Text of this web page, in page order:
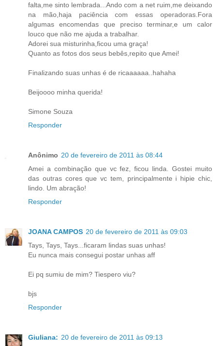
falta,me sinto lembrada...Ando com a net ruim,me deixando
na mão,haja paciência com essas operadoras.Fora
algumas encomendas que preciso terminar,e um calor
louco que não me ajuda a trabalhar.
Adorei sua misturinha,ficou uma graça!
Quanto as fotos dos seus bebês,repito que Amei!
Finalizando suas unhas é de ricaaaaaa..hahaha
Beijoooo minha querida!
Simone Souza
Responder
Anônimo 20 de fevereiro de 2011 às 08:44
Amei a combinação que vc fez, ficou linda. Gostei muito
das outras cores que vc tem, principalmente i hipie chic,
lindo. Um abração!
Responder
JOANA CAMPOS 20 de fevereiro de 2011 às 09:03
Tays, Tays, Tays...ficaram lindas suas unhas!
Eu nunca mais consegui postar unhas aff
Ei pq sumiu de mim? Tiespero viu?
bjs
Responder
Giuliana: 20 de fevereiro de 2011 às 09:13